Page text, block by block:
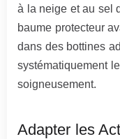
à la neige et au sel
baume protecteur
dans des bottines
systématiquement
soigneusement.
Adapter les